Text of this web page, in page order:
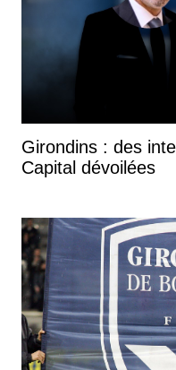
Girondins : des
Capital dévoilées